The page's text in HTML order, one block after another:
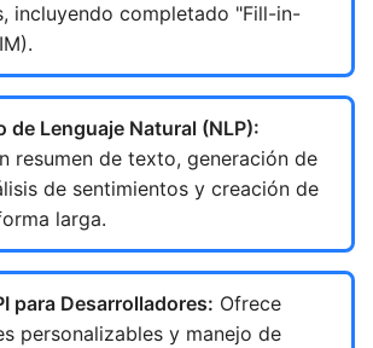
incluyendo completado "Fill-in-
de Lenguaje Natural (NLP):
resumen de texto, generación de
de sentimientos y creación de
larga.
para Desarrolladores: Ofrece
personalizables y manejo de